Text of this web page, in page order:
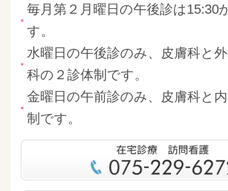
毎月第２月曜日の午後診は15:30
す。
水曜日の午後診のみ、皮膚科と
科の２診体制です。
金曜日の午前診のみ、皮膚科と
制です。